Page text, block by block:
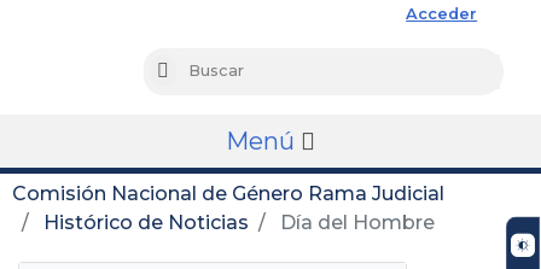
Acceder
Buscar
Menú
Comisión Nacional de Género Rama Judicial
Histórico de Noticias
Día del Hombre